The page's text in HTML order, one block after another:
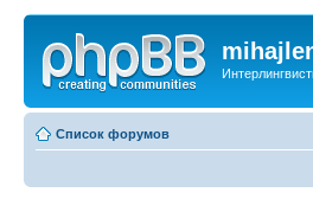
Список форумов